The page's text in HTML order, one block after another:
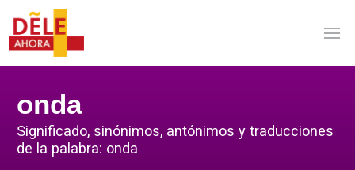
onda
Significado, sinónimos, antónimos y traducciones
de la palabra: onda